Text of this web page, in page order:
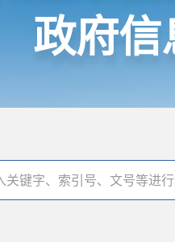
政府信